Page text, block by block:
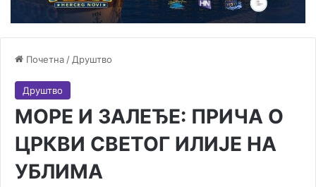
Почетна / Друштво
Друштво
МОРЕ И ЗАЛЕЂЕ: ПРИЧА О
ЦРКВИ СВЕТОГ ИЛИЈЕ НА
УБЛИМА